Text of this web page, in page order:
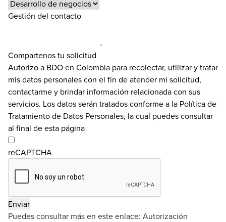
Gestión del contacto
Compartenos tu solicitud
Autorizo a BDO en Colombia para recolectar, utilizar y tratar
mis datos personales con el fin de atender mi solicitud,
contactarme y brindar información relacionada con sus
servicios. Los datos serán tratados conforme a la Política de
Tratamiento de Datos Personales, la cual puedes consultar
al final de esta página
reCAPTCHA
Puedes consultar más en este enlace: Autorización